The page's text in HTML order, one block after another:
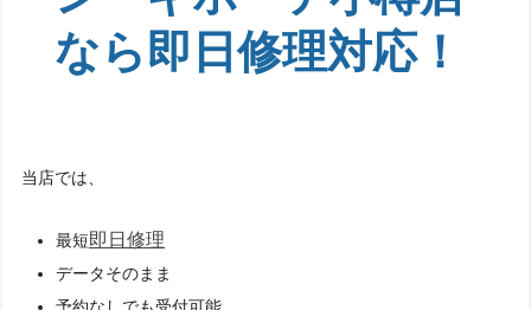
なら即日修理対応！
当店では、
最短即日修理
データそのまま